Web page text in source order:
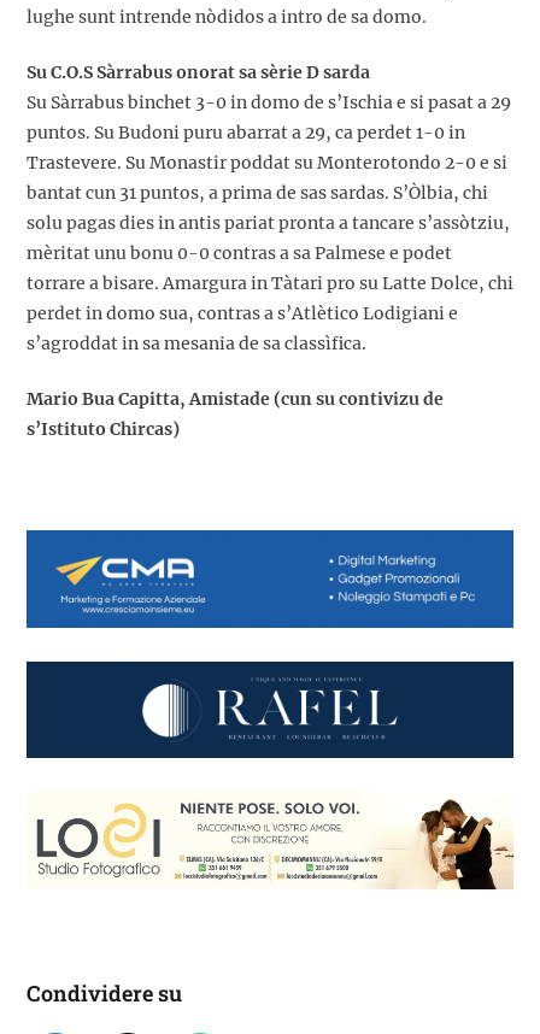
lughe sunt intrende nòdidos a intro de sa domo.
Su C.O.S Sàrrabus onorat sa sèrie D sarda
Su Sàrrabus binchet 3-0 in domo de s’Ischia e si pasat a 29
puntos. Su Budoni puru abarrat a 29, ca perdet 1-0 in
Trastevere. Su Monastir poddat su Monterotondo 2-0 e si
bantat cun 31 puntos, a prima de sas sardas. S’Òlbia, chi
solu pagas dies in antis pariat pronta a tancare s’assòtziu,
mèritat unu bonu 0-0 contras a sa Palmese e podet
torrare a bisare. Amargura in Tàtari pro su Latte Dolce, chi
perdet in domo sua, contras a s’Atlètico Lodigiani e
s’agroddat in sa mesania de sa classìfica.
Mario Bua Capitta, Amistade (cun su contivizu de
s’Istituto Chircas)
Condividere su